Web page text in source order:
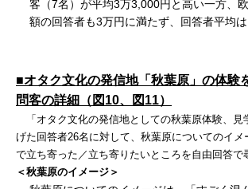
客（7名）が平均3万3,000円と高い一方、
額の回答者も3万円に満たず、回答者平均
■オタク文化の発信地「秋葉原」の体験
問客の詳細（図10、図11）
「オタク文化の発信地としての秋葉原体験、見
げた回答者26名に対して、秋葉原についてのイ
で立ち寄った／立ち寄りたいところを自由回答で
＜秋葉原のイメージ＞